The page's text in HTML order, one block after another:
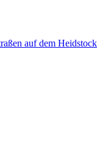
auf dem Heidstock